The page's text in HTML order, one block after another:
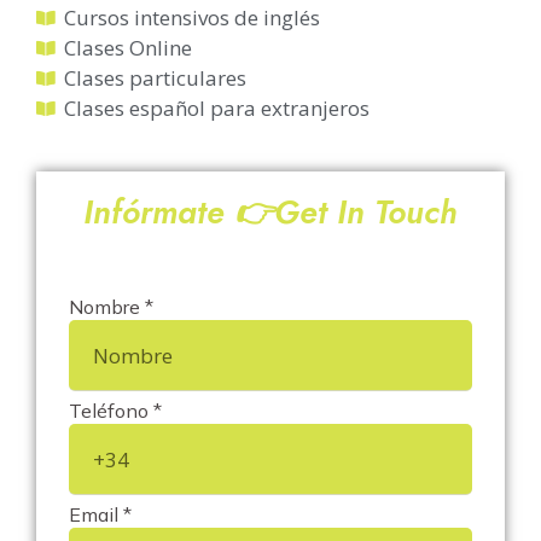
Cursos intensivos de inglés
Clases Online
Clases particulares
Clases español para extranjeros
Infórmate 👉Get In Touch
Nombre *
Teléfono *
Email *